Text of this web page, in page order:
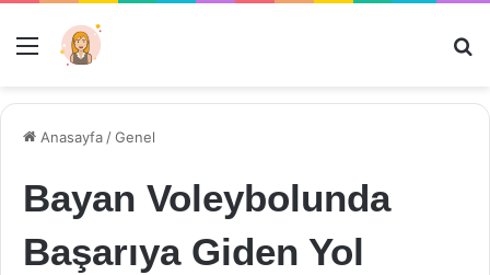
Menü
Anasayfa /Genel
Bayan Voleybolunda
Başarıya Giden Yol